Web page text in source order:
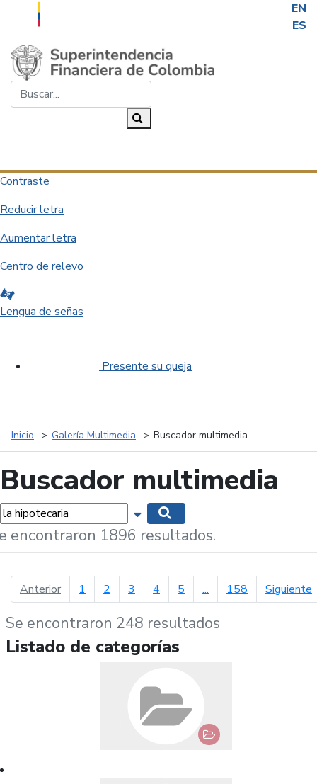
EN
ES
Saltar al contenido principal
Contraste
Reducir letra
Aumentar letra
Centro de relevo
Lengua de señas
Presente su queja
Inicio Galería Multimedia Buscador multimedia
Buscador multimedia
Mostrar opciones de búsqueda
encontraron 1896 resultados.
Anteriorpágina anterior
1 2 3 4 5 ... 158 Siguiente
Se encontraron 248 resultados
Listado de categorías